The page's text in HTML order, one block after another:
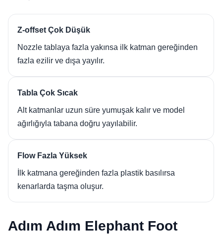
Z-offset Çok Düşük
Nozzle tablaya fazla yakınsa ilk katman gereğinden
fazla ezilir ve dışa yayılır.
Tabla Çok Sıcak
Alt katmanlar uzun süre yumuşak kalır ve model
ağırlığıyla tabana doğru yayılabilir.
Flow Fazla Yüksek
İlk katmana gereğinden fazla plastik basılırsa
kenarlarda taşma oluşur.
Adım Adım Elephant Foot